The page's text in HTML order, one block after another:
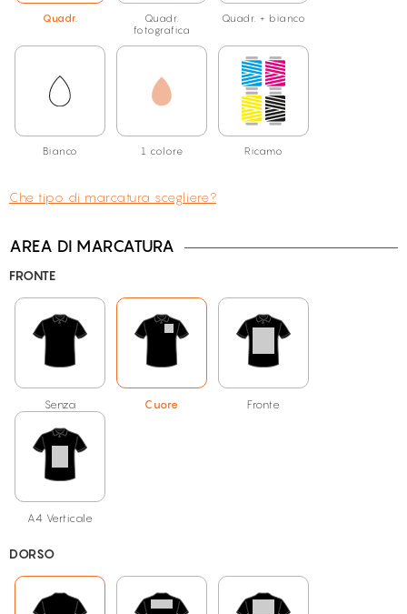
Bordeaux Cioccolato Cielo
Fucsia Grigio chiné
Blu navy Arancio Rosa
Sabbia
Quadr.
Quadr.
fotografica
Quadr. + bianco
Bianco 1 colore Ricamo
Che tipo di marcatura scegliere?
AREA DI MARCATURA
FRONTE
Senza Cuore Fronte
A4 Verticale
DORSO